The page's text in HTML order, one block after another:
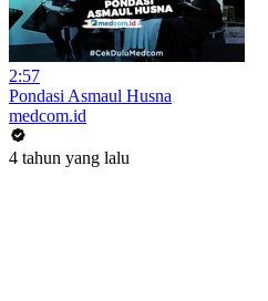
2:57
Pondasi Asmaul Husna
medcom.id
4 tahun yang lalu